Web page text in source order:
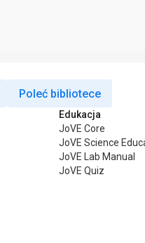
Poleć bibliotece
Edukacja
JoVE Core
JoVE Science
JoVE Lab Manual
JoVE Quiz